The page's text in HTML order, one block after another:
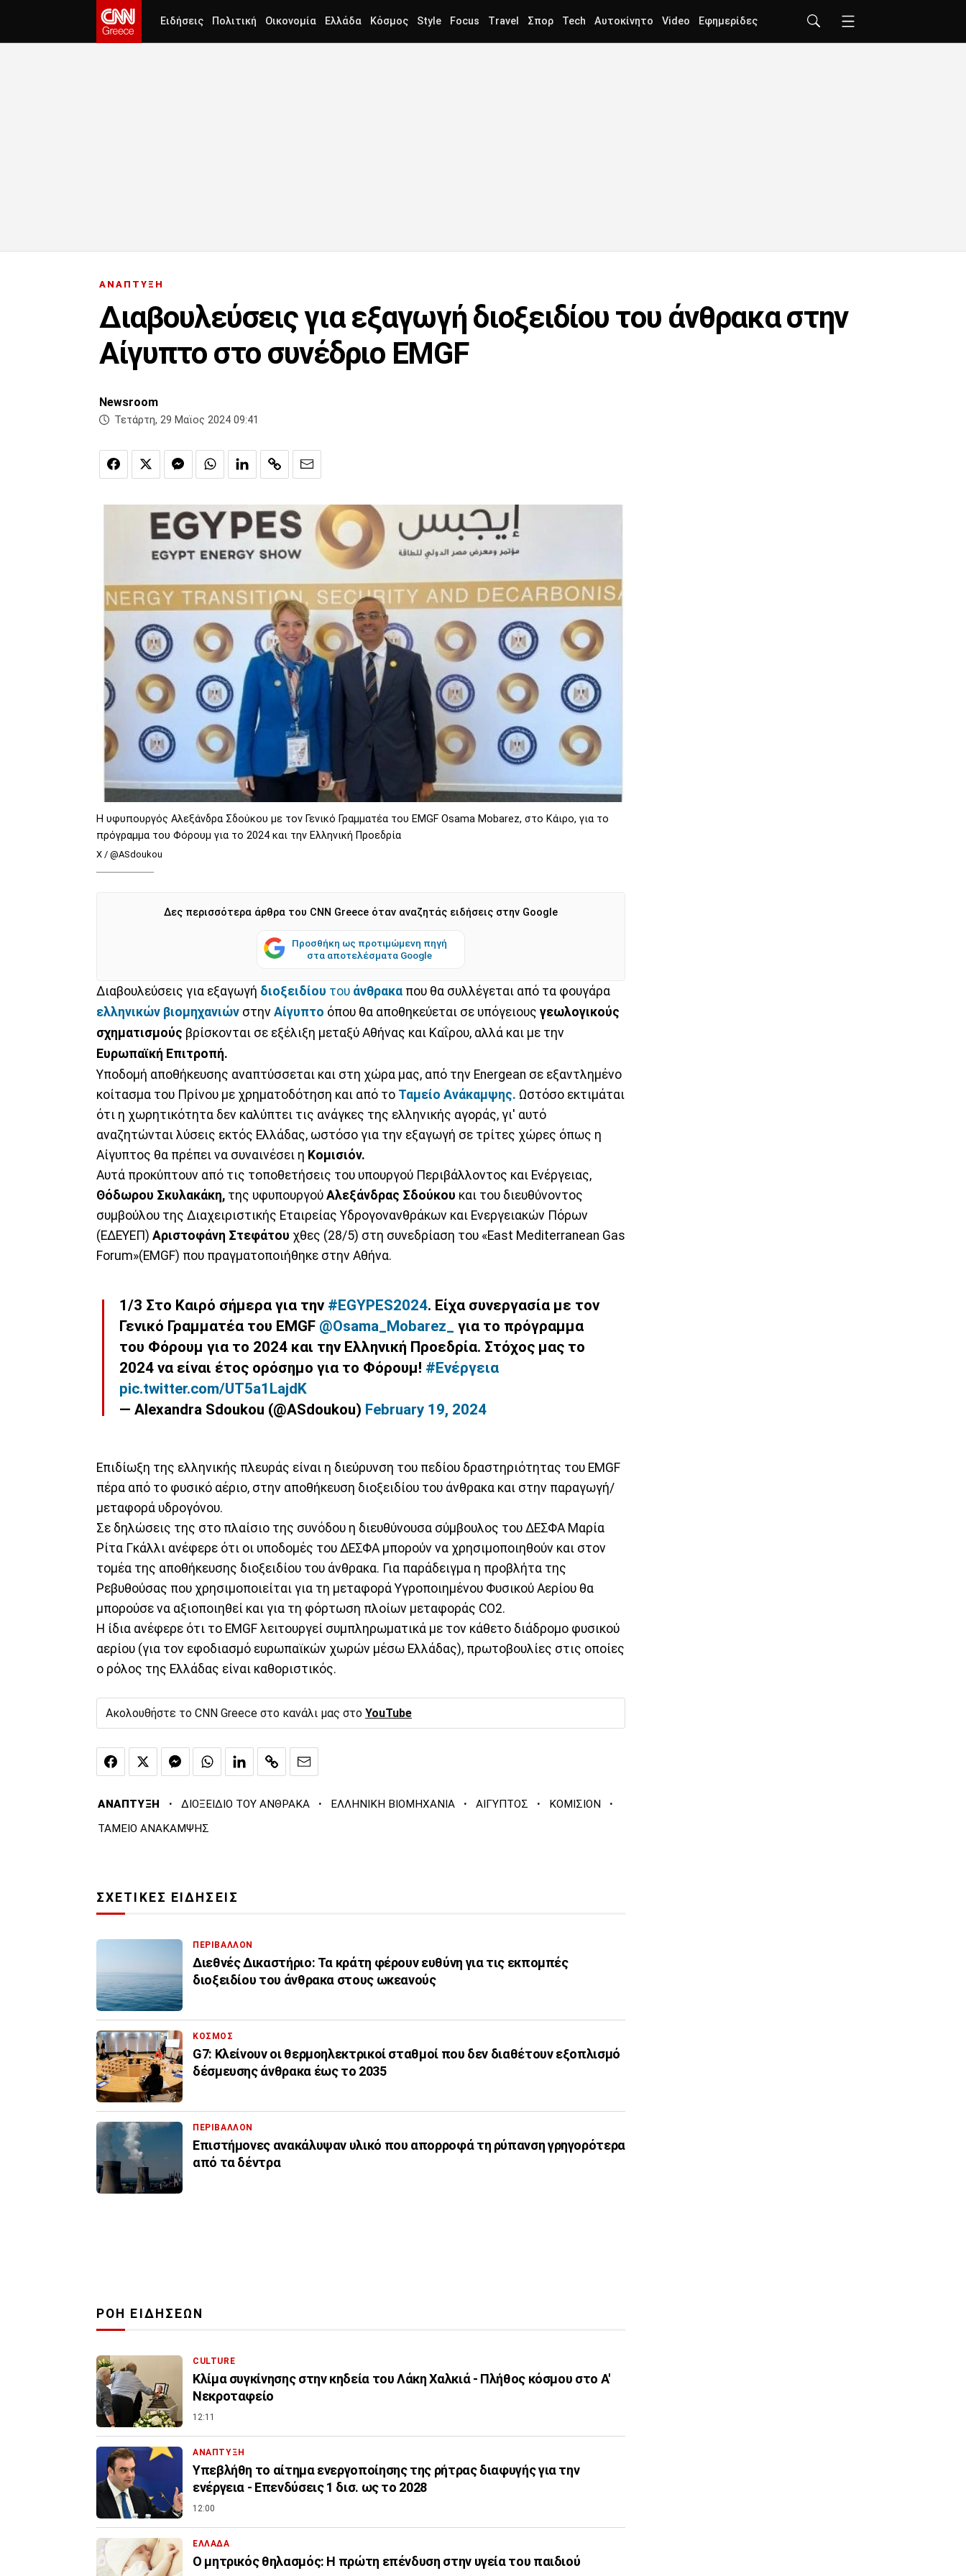
Ειδήσεις Πολιτική Οικονομία Ελλάδα Κόσμος Style Focus Travel Σπορ Tech Αυτοκίνητο Video Εφημερίδες
ΑΝΑΠΤΥΞΗ
Διαβουλεύσεις για εξαγωγή διοξειδίου του άνθρακα στην
Αίγυπτο στο συνέδριο EMGF
Newsroom
Τετάρτη, 29 Μαϊος 2024 09:41
Η υφυπουργός Αλεξάνδρα Σδούκου με τον Γενικό Γραμματέα του EMGF Osama Mobarez, στο Κάιρο, για το
πρόγραμμα του Φόρουμ για το 2024 και την Ελληνική Προεδρία
Χ / @ASdoukou
Δες περισσότερα άρθρα του CNN Greece όταν αναζητάς ειδήσεις στην Google
Προσθήκη ως προτιμώμενη πηγή
στα αποτελέσματα Google
Διαβουλεύσεις για εξαγωγή διοξειδίου του άνθρακα που θα συλλέγεται από τα φουγάρα
ελληνικών βιομηχανιών στην Αίγυπτο όπου θα αποθηκεύεται σε υπόγειους γεωλογικούς
σχηματισμούς βρίσκονται σε εξέλιξη μεταξύ Αθήνας και Καΐρου, αλλά και με την
Ευρωπαϊκή Επιτροπή.
Υποδομή αποθήκευσης αναπτύσσεται και στη χώρα μας, από την Energean σε εξαντλημένο
κοίτασμα του Πρίνου με χρηματοδότηση και από το Ταμείο Ανάκαμψης. Ωστόσο εκτιμάται
ότι η χωρητικότητα δεν καλύπτει τις ανάγκες της ελληνικής αγοράς, γι' αυτό
αναζητώνται λύσεις εκτός Ελλάδας, ωστόσο για την εξαγωγή σε τρίτες χώρες όπως η
Αίγυπτος θα πρέπει να συναινέσει η Κομισιόν.
Αυτά προκύπτουν από τις τοποθετήσεις του υπουργού Περιβάλλοντος και Ενέργειας,
Θόδωρου Σκυλακάκη, της υφυπουργού Αλεξάνδρας Σδούκου και του διευθύνοντος
συμβούλου της Διαχειριστικής Εταιρείας Υδρογονανθράκων και Ενεργειακών Πόρων
(ΕΔΕΥΕΠ) Αριστοφάνη Στεφάτου χθες (28/5) στη συνεδρίαση του «East Mediterranean Gas
Forum»(EMGF) που πραγματοποιήθηκε στην Αθήνα.
1/3 Στο Καιρό σήμερα για την #EGYPES2024. Είχα συνεργασία με τον
Γενικό Γραμματέα του EMGF @Osama_Mobarez_ για το πρόγραμμα
του Φόρουμ για το 2024 και την Ελληνική Προεδρία. Στόχος μας το
2024 να είναι έτος ορόσημο για το Φόρουμ! #Ενέργεια
pic.twitter.com/UT5a1LajdK
— Alexandra Sdoukou (@ASdoukou) February 19, 2024
Επιδίωξη της ελληνικής πλευράς είναι η διεύρυνση του πεδίου δραστηριότητας του EMGF
πέρα από το φυσικό αέριο, στην αποθήκευση διοξειδίου του άνθρακα και στην παραγωγή/
μεταφορά υδρογόνου.
Σε δηλώσεις της στο πλαίσιο της συνόδου η διευθύνουσα σύμβουλος του ΔΕΣΦΑ Μαρία
Ρίτα Γκάλλι ανέφερε ότι οι υποδομές του ΔΕΣΦΑ μπορούν να χρησιμοποιηθούν και στον
τομέα της αποθήκευσης διοξειδίου του άνθρακα. Για παράδειγμα η προβλήτα της
Ρεβυθούσας που χρησιμοποιείται για τη μεταφορά Υγροποιημένου Φυσικού Αερίου θα
μπορούσε να αξιοποιηθεί και για τη φόρτωση πλοίων μεταφοράς CO2.
Η ίδια ανέφερε ότι το EMGF λειτουργεί συμπληρωματικά με τον κάθετο διάδρομο φυσικού
αερίου (για τον εφοδιασμό ευρωπαϊκών χωρών μέσω Ελλάδας), πρωτοβουλίες στις οποίες
ο ρόλος της Ελλάδας είναι καθοριστικός.
Ακολουθήστε το CNN Greece στο κανάλι μας στο YouTube
ΑΝΑΠΤΥΞΗ · ΔΙΟΞΕΙΔΙΟ ΤΟΥ ΑΝΘΡΑΚΑ · ΕΛΛΗΝΙΚΗ ΒΙΟΜΗΧΑΝΙΑ · ΑΙΓΥΠΤΟΣ · ΚΟΜΙΣΙΟΝ ·
ΤΑΜΕΙΟ ΑΝΑΚΑΜΨΗΣ
ΣΧΕΤΙΚΕΣ ΕΙΔΗΣΕΙΣ
ΠΕΡΙΒΑΛΛΟΝ
Διεθνές Δικαστήριο: Τα κράτη φέρουν ευθύνη για τις εκπομπές
διοξειδίου του άνθρακα στους ωκεανούς
ΚΟΣΜΟΣ
G7: Κλείνουν οι θερμοηλεκτρικοί σταθμοί που δεν διαθέτουν εξοπλισμό
δέσμευσης άνθρακα έως το 2035
ΠΕΡΙΒΑΛΛΟΝ
Επιστήμονες ανακάλυψαν υλικό που απορροφά τη ρύπανση γρηγορότερα
από τα δέντρα
ΡΟΗ ΕΙΔΗΣΕΩΝ
CULTURE
Κλίμα συγκίνησης στην κηδεία του Λάκη Χαλκιά - Πλήθος κόσμου στο Α'
Νεκροταφείο
12:11
ΑΝΑΠΤΥΞΗ
Υπεβλήθη το αίτημα ενεργοποίησης της ρήτρας διαφυγής για την
ενέργεια - Επενδύσεις 1 δισ. ως το 2028
12:00
ΕΛΛΑΔΑ
Ο μητρικός θηλασμός: Η πρώτη επένδυση στην υγεία του παιδιού